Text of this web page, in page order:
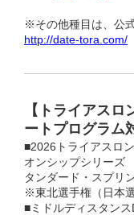
※その他種目は、公
http://date-tora.com/
【トライアス
ートプログラム
■2026トライアスロ
オンシップシリーズ
タンダード・スプリン
※東北選手権（日本
■ミドルディスタン